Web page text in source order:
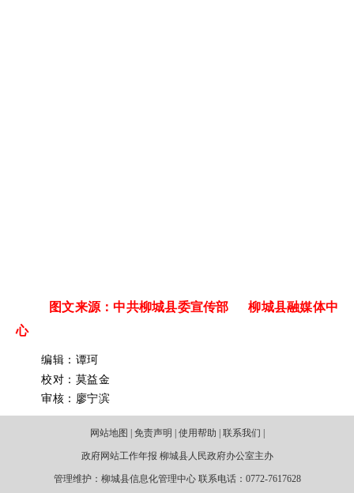
图文来源：中共柳城县委宣传部 柳城县融媒体中
心
编辑：谭珂
校对：莫益金
审核：廖宁滨
网站地图 | 免责声明 | 使用帮助 | 联系我们 |
政府网站工作年报 柳城县人民政府办公室主办
管理维护：柳城县信息化管理中心 联系电话：0772-7617628